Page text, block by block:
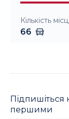
Кількість
66
Підпишіться
першими